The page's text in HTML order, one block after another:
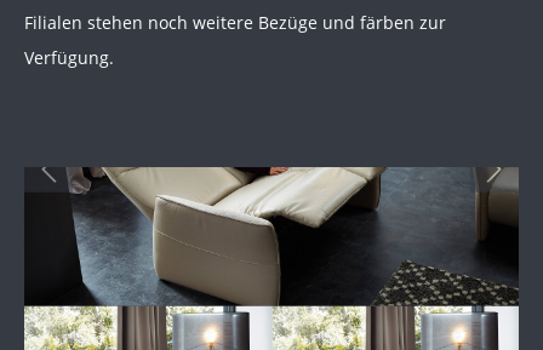
Filialen stehen noch weitere Bezüge und färben zur
Verfügung.